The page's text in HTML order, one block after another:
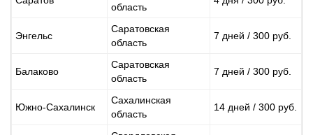
область
Энгельс
Саратовская
область
7 дней / 300 руб.
Балаково
Саратовская
область
7 дней / 300 руб.
Южно-Сахалинск
Сахалинская
область
14 дней / 300 руб.